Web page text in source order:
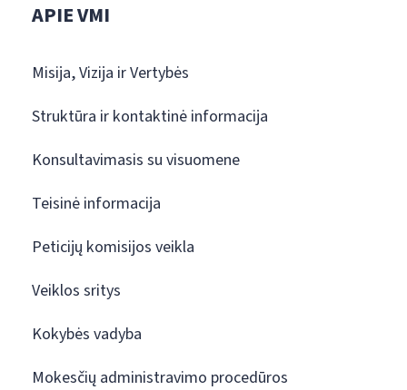
APIE VMI
Misija, Vizija ir Vertybės
Struktūra ir kontaktinė informacija
Konsultavimasis su visuomene
Teisinė informacija
Peticijų komisijos veikla
Veiklos sritys
Kokybės vadyba
Mokesčių administravimo procedūros